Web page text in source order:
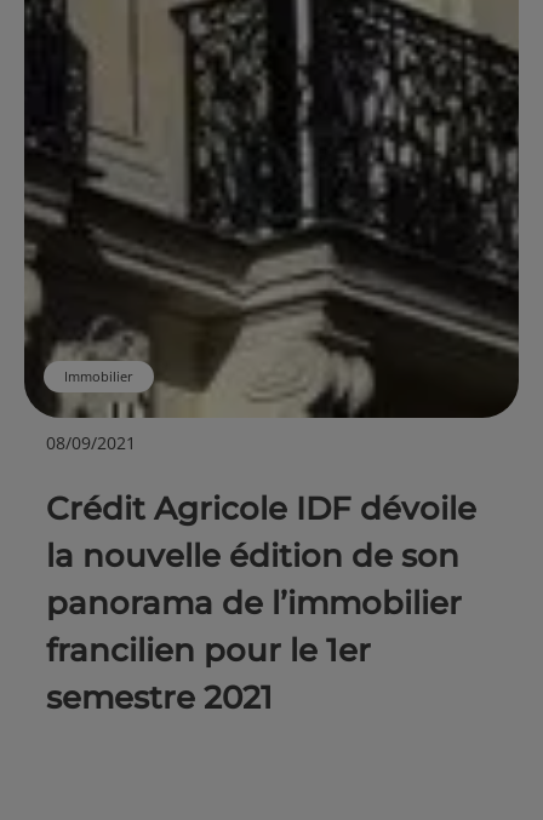
Immobilier
08/09/2021
Crédit Agricole IDF dévoile
la nouvelle édition de son
panorama de l’immobilier
francilien pour le 1er
semestre 2021